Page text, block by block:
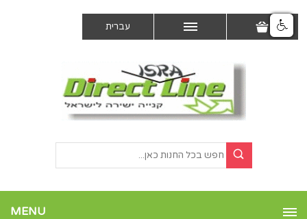
עברית
MENU